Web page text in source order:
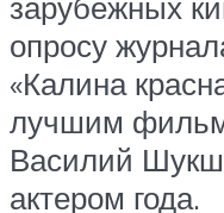
опросу
«Калина
лучшим
Василий
актером года.